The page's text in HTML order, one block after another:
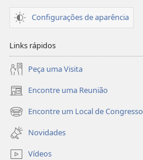
Configurações de aparência
Links rápidos
Peça uma Visita
Encontre uma Reunião
(abre
nova
janela)
Encontre um Local de Congresso
(abre
nova
janela)
Novidades
Vídeos